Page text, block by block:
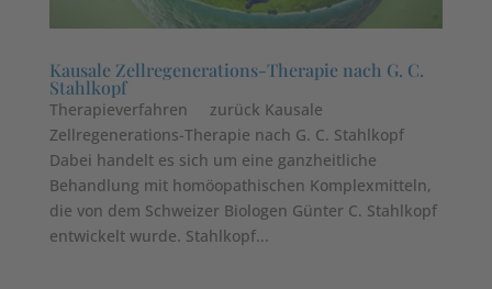
Kausale Zellregenerations-Therapie nach G. C.
Stahlkopf
Therapieverfahren zurück Kausale
Zellregenerations-Therapie nach G. C. Stahlkopf
Dabei handelt es sich um eine ganzheitliche
Behandlung mit homöopathischen Komplexmitteln,
die von dem Schweizer Biologen Günter C. Stahlkopf
entwickelt wurde. Stahlkopf...